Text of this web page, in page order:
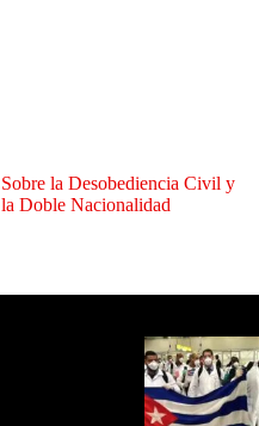
Sobre la Desobediencia Civil y
la Doble Nacionalidad